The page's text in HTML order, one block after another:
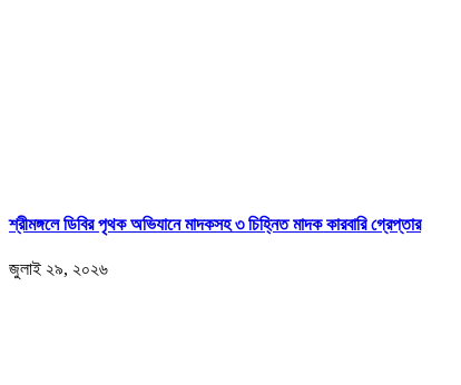
শ্রীমঙ্গলে ডিবির পৃথক অভিযানে মাদকসহ ৩ চিহ্নিত মাদক কারবারি গ্রেপ্তার
জুলাই ২৯, ২০২৬